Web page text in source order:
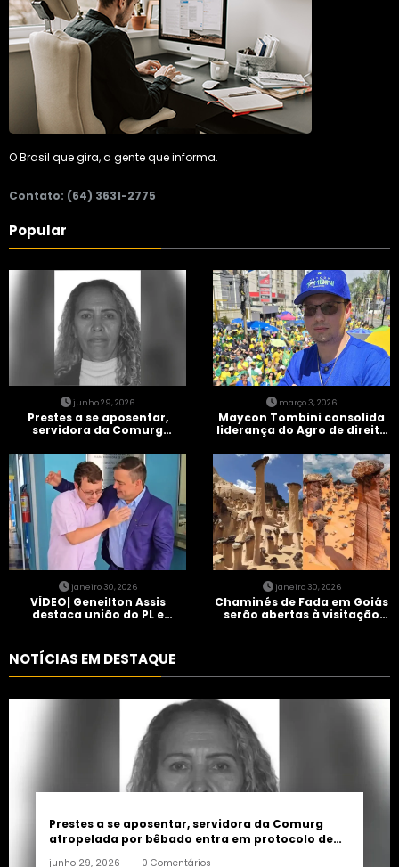
O Brasil que gira, a gente que informa.
Contato: (64) 3631-2775
Popular
junho 29, 2026
Prestes a se aposentar,
servidora da Comurg
entra em protocolo de
morte encefálica
março 3, 2026
Maycon Tombini consolida
liderança do Agro de direita
Brasil” em Goiânia
janeiro 30, 2026
VÍDEO| Geneilton Assis
destaca união do PL e
janeiro 30, 2026
Chaminés de Fada em Goiás
serão abertas à visitação
NOTÍCIAS EM DESTAQUE
Prestes a se aposentar, servidora da Comurg
atropelada por bêbado entra em protocolo de
junho 29, 2026 0 Comentários